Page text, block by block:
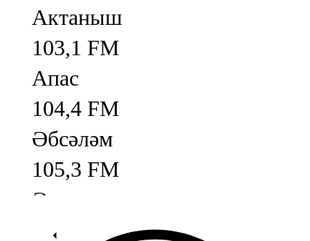
Актаныш
103,1 FM
Апас
104,4 FM
Әбсәләм
105,3 FM
Әлмәт
92,9 FM